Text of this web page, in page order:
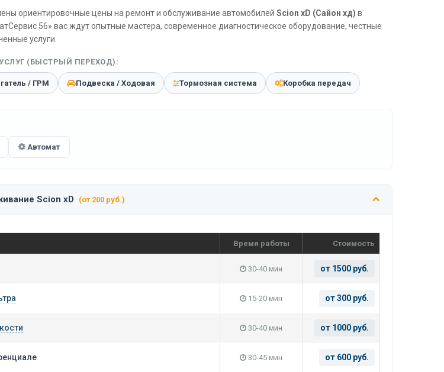
ориентировочные цены на ремонт и обслуживание автомобилей Scion xD (Сайон хд) в
56» вас ждут опытные мастера, современное диагностическое оборудование, честные
услуги.
(БЫСТРЫЙ ПЕРЕХОД):
/ ГРМ Подвеска / Ходовая Тормозная система Коробка передач
Автомат
Scion xD (от 200 руб.)
Время работы Стоимость
30-40 мин от 1500 руб.
15-20 мин от 300 руб.
30-40 мин от 1000 руб.
30-45 мин от 600 руб.